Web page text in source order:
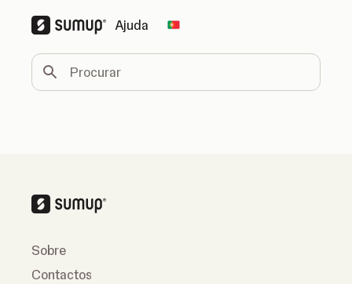
Ajuda Change country
Procurar
Sobre
Contactos